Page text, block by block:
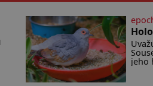
jeho